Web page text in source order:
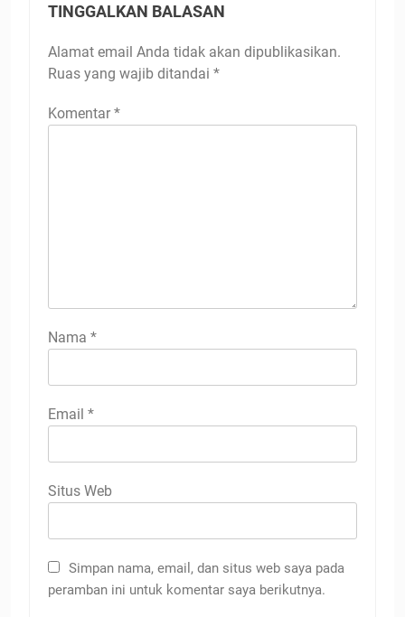
TINGGALKAN BALASAN
Alamat email Anda tidak akan dipublikasikan.
Ruas yang wajib ditandai *
Komentar *
Nama *
Email *
Situs Web
Simpan nama, email, dan situs web saya pada
peramban ini untuk komentar saya berikutnya.